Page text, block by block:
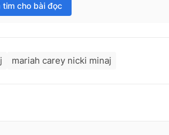
tim cho bài đọc
mariah carey nicki minaj